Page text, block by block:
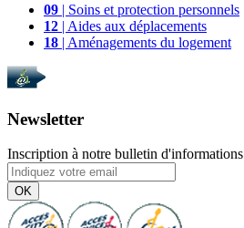
09 | Soins et protection personnels
12 | Aides aux déplacements
18 | Aménagements du logement
Newsletter
Inscription à notre bulletin d'informations
OK